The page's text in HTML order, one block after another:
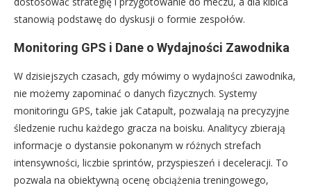
stanowią podstawę do dyskusji o formie zespołów.
Monitoring GPS i Dane o Wydajności Zawodnika
W dzisiejszych czasach, gdy mówimy o wydajności zawodnika,
nie możemy zapominać o danych fizycznych. Systemy
monitoringu GPS, takie jak Catapult, pozwalają na precyzyjne
śledzenie ruchu każdego gracza na boisku. Analitycy zbierają
informacje o dystansie pokonanym w różnych strefach
intensywności, liczbie sprintów, przyspieszeń i deceleracji. To
pozwala na obiektywną ocenę obciążenia treningowego,